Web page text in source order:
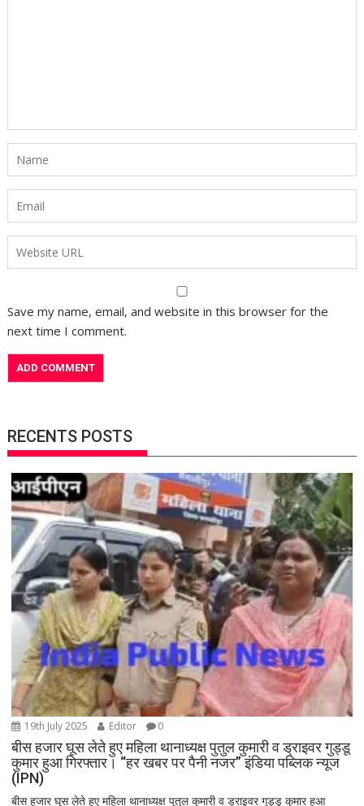
Save my name, email, and website in this browser for the
next time I comment.
RECENTS POSTS
19th July 2025 Editor 0
बीस हजार घूस लेते हुए महिला थानाध्यक्ष पुतुल कुमारी व ड्राइवर गुड्डू
कुमार हुआ गिरफ्तार। “हर खबर पर पैनी नजर” इंडिया पब्लिक न्यूज
(IPN)
बीस हजार घूस लेते हुए महिला थानाध्यक्ष पुतुल कुमारी व ड्राइवर गुड्डू कुमार हुआ